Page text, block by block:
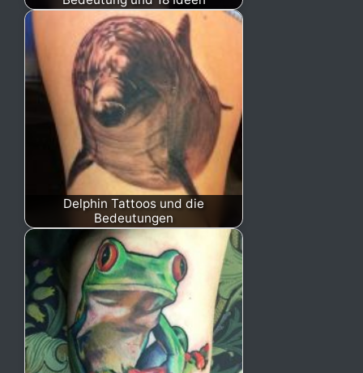
Delphin Tattoos und die
Bedeutungen